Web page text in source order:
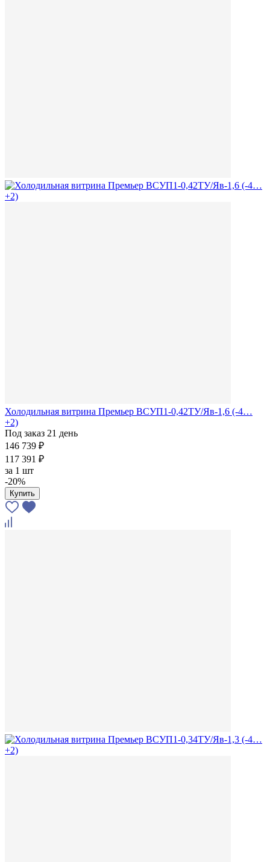
Холодильная витрина Премьер ВСУП1-0,42ТУ/Яв-1,6 (-4…
+2)
Под заказ 21 день
146 739 ₽
117 391 ₽
за 1 шт
-20%
Купить